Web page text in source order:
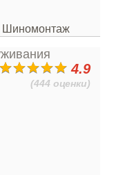
Шиномонтаж
4.9
(444 оценки)